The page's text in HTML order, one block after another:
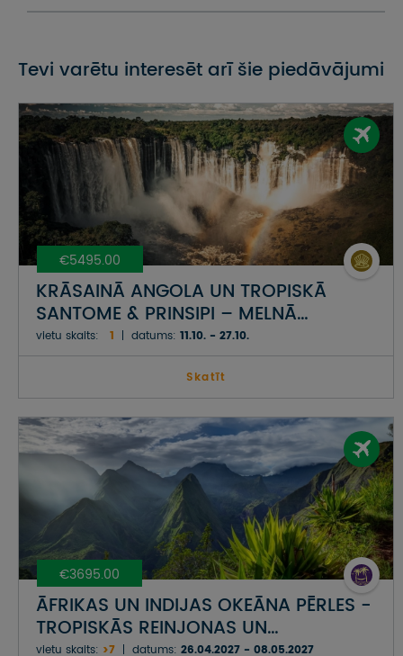
Tevi varētu interesēt arī šie piedāvājumi
€5495.00
KRĀSAINĀ ANGOLA UN TROPISKĀ
SANTOME & PRINSIPI – MELNĀ
KONTINENTA DABAS PASTKARTES UN
ĀFRIKAS GALAPAGU SALAS
vietu skaits: 1 datums: 11.10. - 27.10.
Skatīt
€3695.00
ĀFRIKAS UN INDIJAS OKEĀNA PĒRLES -
TROPISKĀS REINJONAS UN
vietu skaits: >7 datums: 26.04.2027 - 08.05.2027